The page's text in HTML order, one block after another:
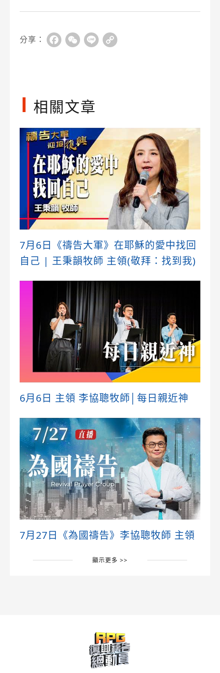
分享： FacebookWeChat
Line
相關文章
7月6日《禱告大軍》在耶穌的愛中找回
自己 | 王秉韻牧師 主領(敬拜：找到我)
6月6日 主領 李協聰牧師│每日親近神
7月27日《為國禱告》李協聰牧師 主領
顯示更多 >>